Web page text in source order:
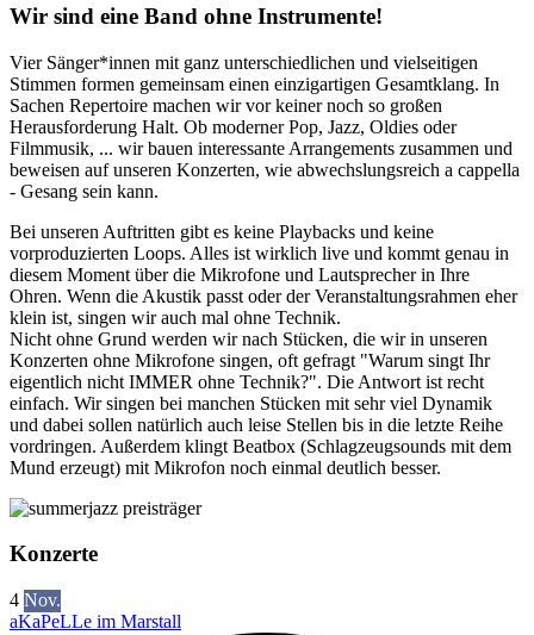
Wir sind eine Band ohne Instrumente!
Vier Sänger*innen mit ganz unterschiedlichen und vielseitigen
Stimmen formen gemeinsam einen einzigartigen Gesamtklang. In
Sachen Repertoire machen wir vor keiner noch so großen
Herausforderung Halt. Ob moderner Pop, Jazz, Oldies oder
Filmmusik, ... wir bauen interessante Arrange­ments zusammen und
beweisen auf unseren Konzerten, wie abwechslungsreich a cappella
- Gesang sein kann.
Bei unseren Auftritten gibt es keine Playbacks und keine
vorproduzierten Loops. Alles ist wirklich live und kommt genau in
diesem Moment über die Mikrofone und Lautsprecher in Ihre
Ohren. Wenn die Akustik passt oder der Veranstal­tungsrahmen eher
klein ist, singen wir auch mal ohne Technik.
Nicht ohne Grund werden wir nach Stücken, die wir in unseren
Konzerten ohne Mikrofone singen, oft gefragt "Warum singt Ihr
eigentlich nicht IMMER ohne Technik?". Die Antwort ist recht
einfach. Wir singen bei manchen Stücken mit sehr viel Dynamik
und dabei sollen natürlich auch leise Stellen bis in die letzte Reihe
vordringen. Außerdem klingt Beatbox (Schlagzeugsounds mit dem
Mund erzeugt) mit Mikrofon noch einmal deutlich besser.
Konzerte
4 Nov.
aKaPeLLe im Marstall